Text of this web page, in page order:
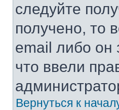
следуйте
получено, то
email либо он
что ввели
Вернуться к